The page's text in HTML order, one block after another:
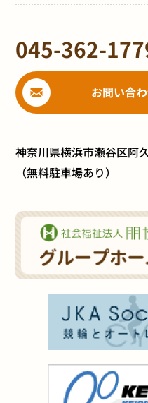
045-362-
お問い合
神奈川県横浜市瀬谷区阿
（無料駐車場あり）